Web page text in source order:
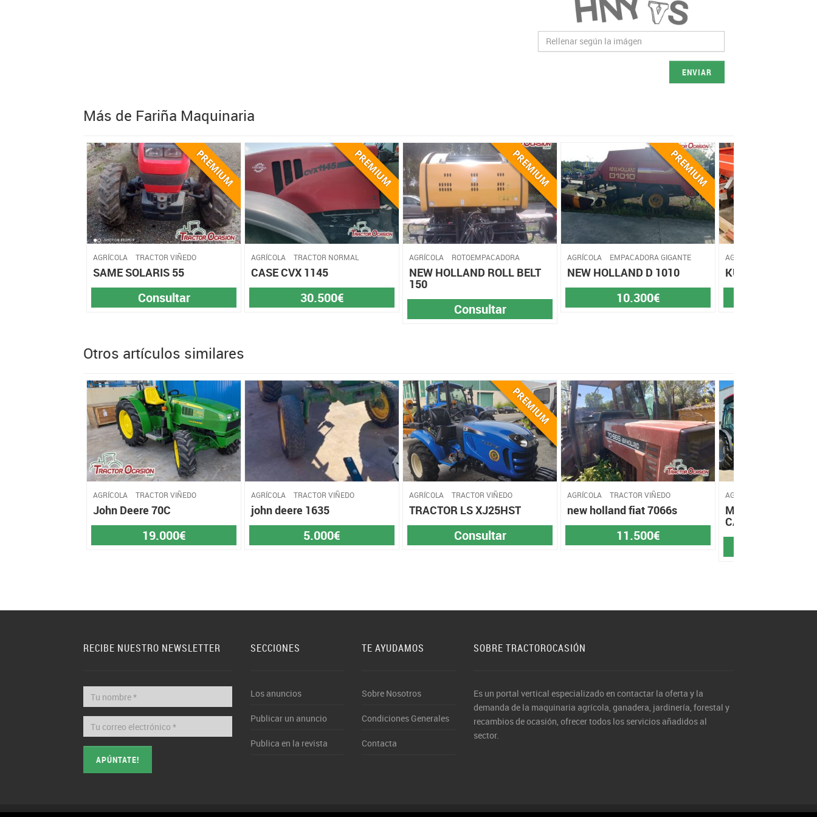
ENVIAR
Más de Fariña Maquinaria
AGRÍCOLA TRACTOR VIÑEDO
SAME SOLARIS 55
Consultar
AGRÍCOLA TRACTOR NORMAL
CASE CVX 1145
30.500€
AGRÍCOLA ROTOEMPACADORA
NEW HOLLAND ROLL BELT
150
Consultar
AGRÍCOLA EMPACADORA GIGANTE
NEW HOLLAND D 1010
10.300€
AGRÍCOLA
KUHN MDS 1141
Otros artículos similares
AGRÍCOLA TRACTOR VIÑEDO
John Deere 70C
19.000€
AGRÍCOLA TRACTOR VIÑEDO
john deere 1635
5.000€
AGRÍCOLA TRACTOR VIÑEDO
TRACTOR LS XJ25HST
Consultar
AGRÍCOLA TRACTOR VIÑEDO
new holland fiat 7066s
11.500€
AGRÍCOLA
McCORMICK
CABINA
RECIBE NUESTRO NEWSLETTER
APÚNTATE!
SECCIONES
Los anuncios
Publicar un anuncio
Publica en la revista
TE AYUDAMOS
Sobre Nosotros
Condiciones Generales
Contacta
SOBRE TRACTOROCASIÓN
Es un portal vertical especializado en contactar la oferta y la
demanda de la maquinaria agrícola, ganadera, jardinería, forestal y
recambios de ocasión, ofrecer todos los servicios añadidos al
sector.